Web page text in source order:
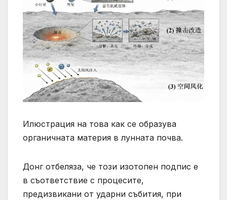
Илюстрация на това как се образува
органичната материя в лунната почва.
Донг отбеляза, че този изотопен подпис е
в съответствие с процесите,
предизвикани от ударни събития, при